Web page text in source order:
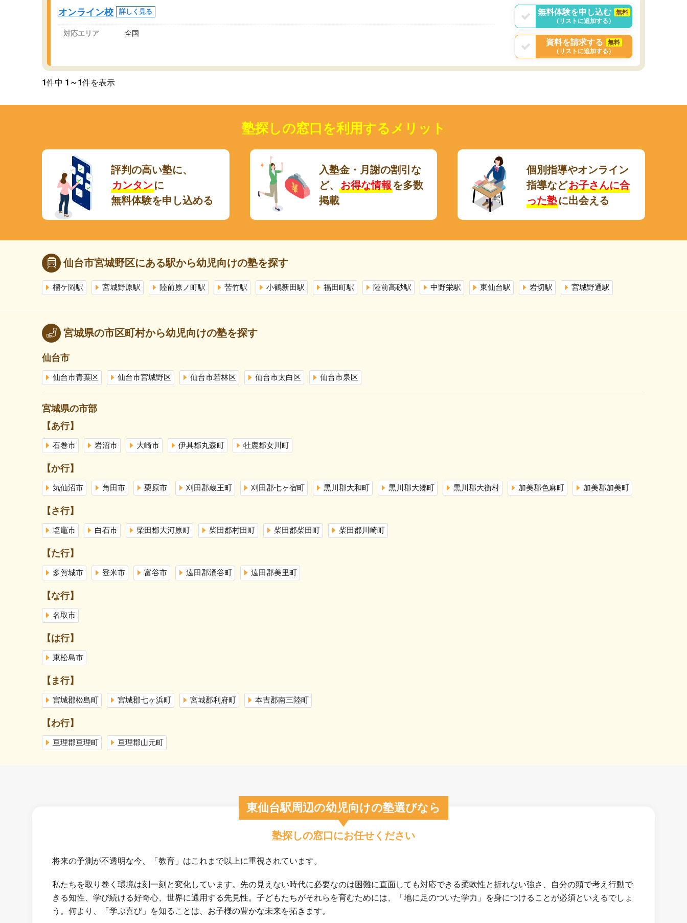
2ヶ月で担当講師の方がお辞めになると言う事で
講師変更の申し出があり、あまりに短期での変
更だった為、塾に通う事にして退会しました。
遅れも取り戻せ、授業内容や講師の方は良かっ
と感じました。
オンライン校 詳しく見る
対応エリア 全国
無料体験を申し込む
無料
（リストに追加する）
資料を請求する
無料
（リストに追加する）
1件中 1～1件を表示
塾探しの窓口を利用するメリット
評判の高い塾に、
カンタン に
無料体験を申し込める
入塾金・月謝の割引な
ど、
お得な情報 を多数
掲載
個別指導やオンライン
指導などお子さんに合
った塾に出会える
仙台市宮城野区にある駅から幼児向けの塾を探す
榴ケ岡駅 宮城野原駅 陸前原ノ町駅 苦竹駅 小鶴新田駅 福田町駅 陸前高砂駅 中野栄駅 東仙台駅 岩切駅 宮城野通駅
宮城県の市区町村から幼児向けの塾を探す
仙台市
仙台市青葉区 仙台市宮城野区 仙台市若林区 仙台市太白区 仙台市泉区
宮城県の市部
【あ行】
石巻市 岩沼市 大崎市 伊具郡丸森町 牡鹿郡女川町
【か行】
気仙沼市 角田市 栗原市 刈田郡蔵王町 刈田郡七ヶ宿町 黒川郡大和町 黒川郡大郷町 黒川郡大衡村 加美郡色麻町 加美郡加美町
【さ行】
塩竈市 白石市 柴田郡大河原町 柴田郡村田町 柴田郡柴田町 柴田郡川崎町
【た行】
多賀城市 登米市 富谷市 遠田郡涌谷町 遠田郡美里町
【な行】
名取市
【は行】
東松島市
【ま行】
宮城郡松島町 宮城郡七ヶ浜町 宮城郡利府町 本吉郡南三陸町
【わ行】
亘理郡亘理町 亘理郡山元町
東仙台駅周辺の幼児向けの塾選びなら
塾探しの窓口にお任せください
将来の予測が不透明な今、「教育」はこれまで以上に重視されています。
私たちを取り巻く環境は刻一刻と変化しています。先の見えない時代に必要なのは困難に直面しても対応できる柔軟性と折れない強さ、自分の頭で考え行動で
きる知性、学び続ける好奇心、世界に通用する先見性。子どもたちがそれらを育むためには、「地に足のついた学力」を身につけることが必須といえるでしょ
う。何より、「学ぶ喜び」を知ることは、お子様の豊かな未来を拓きます。